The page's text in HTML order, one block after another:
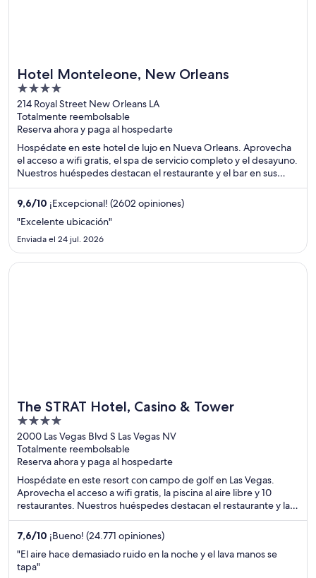
Hotel Monteleone, New Orleans
4
out
of
5
214 Royal Street New Orleans LA
Totalmente reembolsable
Reserva ahora y paga al hospedarte
Hospédate en este hotel de lujo en Nueva Orleans. Aprovecha
el acceso a wifi gratis, el spa de servicio completo y el desayuno.
Nuestros huéspedes destacan el restaurante y el bar en sus
opiniones. Estarás muy cerca de atracciones como Canal Street
y Bourbon Street.
9,6/10 ¡Excepcional! (2602 opiniones)
"Excelente ubicación"
Enviada el 24 jul. 2026
The STRAT Hotel, Casino & Tower
4
out
of
5
2000 Las Vegas Blvd S Las Vegas NV
Totalmente reembolsable
Reserva ahora y paga al hospedarte
Hospédate en este resort con campo de golf en Las Vegas.
Aprovecha el acceso a wifi gratis, la piscina al aire libre y 10
restaurantes. Nuestros huéspedes destacan el restaurante y la
limpieza de las habitaciones en sus opiniones. Estarás muy cerca
de atracciones como The Strat y Hotel y casino Circus Circus.
7,6/10 ¡Bueno! (24.771 opiniones)
"El aire hace demasiado ruido en la noche y el lava manos se
tapa"
Se abre en una nueva ventana
The STRAT Hotel, Casino & Tower